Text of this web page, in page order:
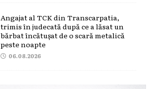
Angajat al TCK din Transcarpatia,
trimis în judecată după ce a lăsat un
bărbat încătușat de o scară metalică
peste noapte
06.08.2026